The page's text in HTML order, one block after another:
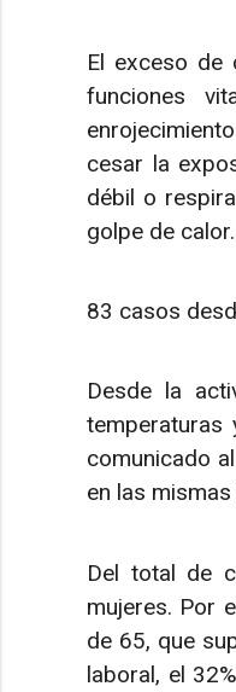
El exceso de
funciones
cesar la
débil o
golpe de calor.
83 casos
Desde la
temperaturas
comunicado
en las
Del total de
mujeres. Por
de 65, que
laboral, el